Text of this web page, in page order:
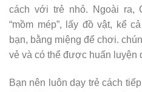
cách với trẻ nhỏ. Ngoài ra,
“mồm mép”, lấy đồ vật, kể
bạn, bằng miệng để chơi.
vẻ và có thể được huấn luyện
Bạn nên luôn dạy trẻ cách